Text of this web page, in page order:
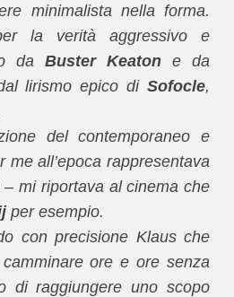
minimalista nella forma.
la verità aggressivo e
da Buster Keaton e da
lirismo epico di Sofocle,
del contemporaneo e
all’epoca rappresentava
– mi riportava al cinema che
per esempio.
con precisione Klaus che
ore e ore senza
di raggiungere uno scopo